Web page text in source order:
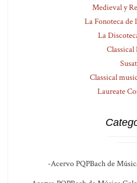
Medieval y
La Fonoteca de
La
Classical
Classical
Laureate
-Acervo PQPBach de